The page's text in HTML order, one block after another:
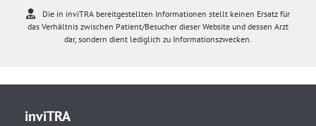
Die in inviTRA bereitgestellten Informationen stellt keinen Ersatz für
das Verhältnis zwischen Patient/Besucher dieser Website und dessen Arzt
dar, sondern dient lediglich zu Informationszwecken.
inviTRA